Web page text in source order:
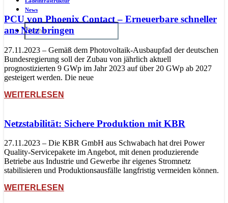
News
PCU von Phoenix Contact – Erneuerbare schneller
ans Netz bringen
27.11.2023 – Gemäß dem Photovoltaik-Ausbaupfad der deutschen
Bundesregierung soll der Zubau von jährlich aktuell
prognostizierten 9 GWp im Jahr 2023 auf über 20 GWp ab 2027
gesteigert werden. Die neue
WEITERLESEN
Netzstabilität: Sichere Produktion mit KBR
27.11.2023 – Die KBR GmbH aus Schwabach hat drei Power
Quality-Servicepakete im Angebot, mit denen produzierende
Betriebe aus Industrie und Gewerbe ihr eigenes Stromnetz
stabilisieren und Produktionsausfälle langfristig vermeiden können.
WEITERLESEN